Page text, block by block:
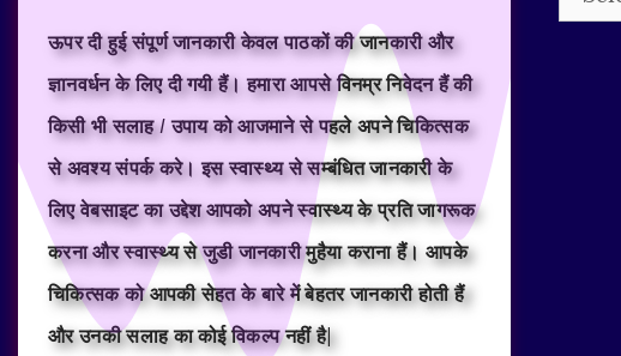
ऊपर दी हुई संपूर्ण जानकारी केवल पाठकों की जानकारी और
ज्ञानवर्धन के लिए दी गयी हैं। हमारा आपसे विनम्र निवेदन हैं की
किसी भी सलाह / उपाय को आजमाने से पहले अपने चिकित्सक
से अवश्य संपर्क करे। इस स्वास्थ्य से सम्बंधित जानकारी के
लिए वेबसाइट का उद्देश आपको अपने स्वास्थ्य के प्रति जागरूक
करना और स्वास्थ्य से जुडी जानकारी मुहैया कराना हैं। आपके
चिकित्सक को आपकी सेहत के बारे में बेहतर जानकारी होती हैं
और उनकी सलाह का कोई विकल्प नहीं है|